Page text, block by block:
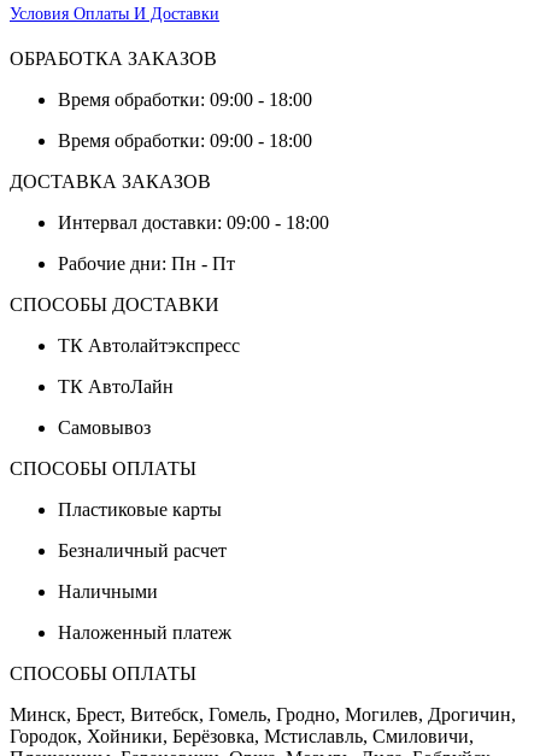
Условия Оплаты И Доставки
ОБРАБОТКА ЗАКАЗОВ
Время обработки: 09:00 - 18:00
Время обработки: 09:00 - 18:00
ДОСТАВКА ЗАКАЗОВ
Интервал доставки: 09:00 - 18:00
Рабочие дни: Пн - Пт
СПОСОБЫ ДОСТАВКИ
ТК Автолайтэкспресс
ТК АвтоЛайн
Самовывоз
СПОСОБЫ ОПЛАТЫ
Пластиковые карты
Безналичный расчет
Наличными
Наложенный платеж
СПОСОБЫ ОПЛАТЫ
Минск, Брест, Витебск, Гомель, Гродно, Могилев, Дрогичин,
Городок, Хойники, Берёзовка, Мстиславль, Смиловичи,